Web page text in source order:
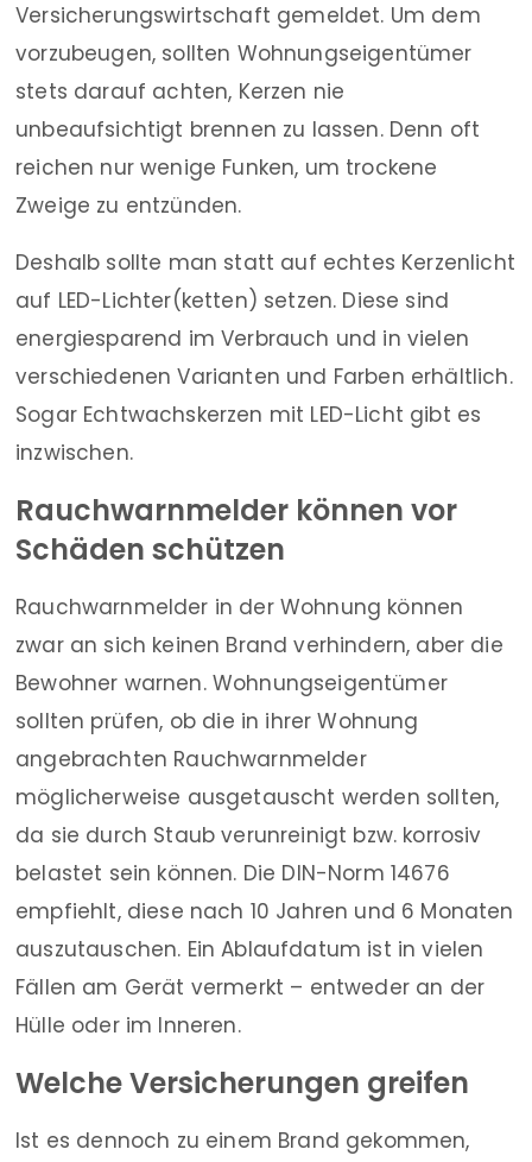
Versicherungswirtschaft gemeldet. Um dem
vorzubeugen, sollten Wohnungseigentümer
stets darauf achten, Kerzen nie
unbeaufsichtigt brennen zu lassen. Denn oft
reichen nur wenige Funken, um trockene
Zweige zu entzünden.
Deshalb sollte man statt auf echtes Kerzenlicht
auf LED-Lichter(ketten) setzen. Diese sind
energiesparend im Verbrauch und in vielen
verschiedenen Varianten und Farben erhältlich.
Sogar Echtwachskerzen mit LED-Licht gibt es
inzwischen.
Rauchwarnmelder können vor
Schäden schützen
Rauchwarnmelder in der Wohnung können
zwar an sich keinen Brand verhindern, aber die
Bewohner warnen. Wohnungseigentümer
sollten prüfen, ob die in ihrer Wohnung
angebrachten Rauchwarnmelder
möglicherweise ausgetauscht werden sollten,
da sie durch Staub verunreinigt bzw. korrosiv
belastet sein können. Die DIN-Norm 14676
empfiehlt, diese nach 10 Jahren und 6 Monaten
auszutauschen. Ein Ablaufdatum ist in vielen
Fällen am Gerät vermerkt – entweder an der
Hülle oder im Inneren.
Welche Versicherungen greifen
Ist es dennoch zu einem Brand gekommen,